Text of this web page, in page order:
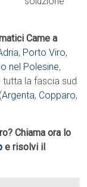
Came a
, Porto Viro,
nel Polesine,
tutta la fascia sud
(Argenta, Copparo,
Chiama ora lo
e risolvi il